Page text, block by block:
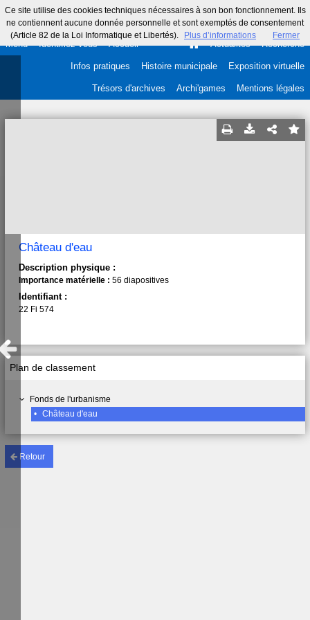
Ce site utilise des cookies techniques nécessaires à son bon fonctionnement. Ils
ne contiennent aucune donnée personnelle et sont exemptés de consentement
(Article 82 de la Loi Informatique et Libertés).
Plus d’informations Fermer
Menu Identifiez-vous Accueil Actualités Recherche
Infos pratiques Histoire municipale Exposition virtuelle
Trésors d'archives Archi'games Mentions légales
Retour
Plan de classement
Fonds de l'urbanisme
•
Château d'eau
Château d'eau
Description physique :
Importance matérielle : 56 diapositives
Identifiant :
22 Fi 574